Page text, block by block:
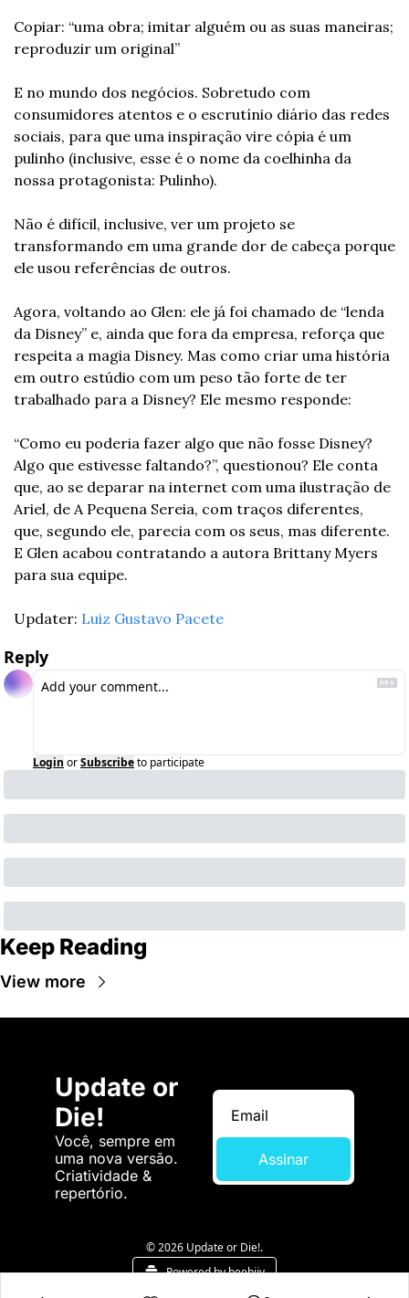
Copiar: “uma obra; imitar alguém ou as suas maneiras;
reproduzir um original”
E no mundo dos negócios. Sobretudo com
consumidores atentos e o escrutínio diário das redes
sociais, para que uma inspiração vire cópia é um
pulinho (inclusive, esse é o nome da coelhinha da
nossa protagonista: Pulinho).
Não é difícil, inclusive, ver um projeto se
transformando em uma grande dor de cabeça porque
ele usou referências de outros.
Agora, voltando ao Glen: ele já foi chamado de “lenda
da Disney” e, ainda que fora da empresa, reforça que
respeita a magia Disney. Mas como criar uma história
em outro estúdio com um peso tão forte de ter
trabalhado para a Disney? Ele mesmo responde:
“Como eu poderia fazer algo que não fosse Disney?
Algo que estivesse faltando?”, questionou? Ele conta
que, ao se deparar na internet com uma ilustração de
Ariel, de A Pequena Sereia, com traços diferentes,
que, segundo ele, parecia com os seus, mas diferente.
E Glen acabou contratando a autora Brittany Myers
para sua equipe.
Updater: Luiz Gustavo Pacete
Reply
Login orSubscribeto participate
Keep Reading
View more
Update or
Die!
Você, sempre em
uma nova versão.
Criatividade &
repertório.
Assinar
© 2026 Update or Die!.
Powered by beehiiv